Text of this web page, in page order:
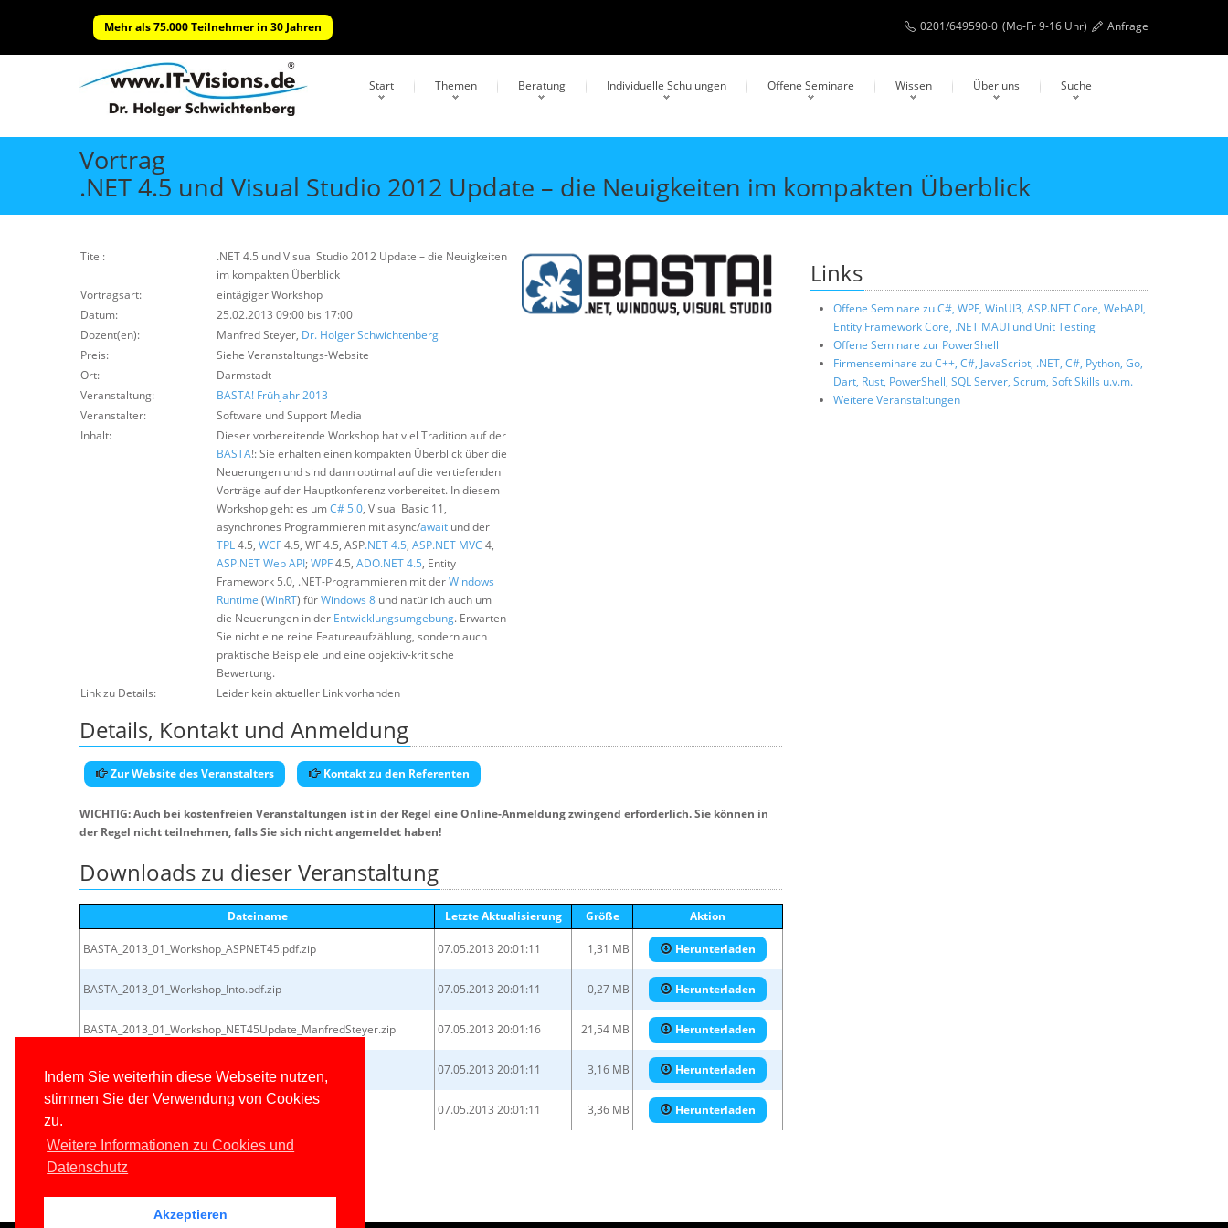
Indem Sie weiterhin diese Webseite nutzen,
stimmen Sie der Verwendung von Cookies
zu.
Weitere Informationen zu Cookies und
Datenschutz
Akzeptieren
Mehr als 75.000 Teilnehmer in 30 Jahren 0201/649590-0 (Mo-Fr 9-16 Uhr) Anfrage
Start Themen Beratung Individuelle Schulungen Offene Seminare Wissen Über uns Suche
Vortrag
.NET 4.5 und Visual Studio 2012 Update – die Neuigkeiten im kompakten Überblick
Titel:
.NET 4.5 und Visual Studio 2012 Update – die Neuigkeiten
im kompakten Überblick
Vortragsart:
eintägiger Workshop
Datum:
25.02.2013 09:00 bis 17:00
Dozent(en):
Manfred Steyer, Dr. Holger Schwichtenberg
Preis:
Siehe Veranstaltungs-Website
Ort:
Darmstadt
Veranstaltung:
BASTA! Frühjahr 2013
Veranstalter:
Software und Support Media
Inhalt:
Dieser vorbereitende Workshop hat viel Tradition auf der
BASTA!: Sie erhalten einen kompakten Überblick über die
Neuerungen und sind dann optimal auf die vertiefenden
Vorträge auf der Hauptkonferenz vorbereitet. In diesem
Workshop geht es umC# 5.0, Visual Basic 11,
asynchrones Programmieren mit async/await und der
TPL4.5, WCF4.5, WF 4.5, ASP.NET 4.5, ASP.NET MVC 4,
ASP.NET Web API;WPF4.5, ADO.NET 4.5, Entity
Framework 5.0, .NET-Programmieren mit derWindows
Runtime (WinRT) fürWindows 8 und natürlich auch um
die Neuerungen in der Entwicklungsumgebung. Erwarten
Sie nicht eine reine Featureaufzählung, sondern auch
praktische Beispiele und eine objektiv-kritische
Bewertung.
Link zu Details:
Leider kein aktueller Link vorhanden
Details, Kontakt und Anmeldung
Zur Website des Veranstalters Kontakt zu den Referenten
WICHTIG: Auch bei kostenfreien Veranstaltungen ist in der Regel eine Online-Anmeldung zwingend erforderlich. Sie können in
der Regel nicht teilnehmen, falls Sie sich nicht angemeldet haben!
Downloads zu dieser Veranstaltung
Dateiname Letzte Aktualisierung Größe Aktion
BASTA_2013_01_Workshop_ASPNET45.pdf.zip 07.05.2013 20:01:11 1,31 MB Herunterladen
BASTA_2013_01_Workshop_Into.pdf.zip 07.05.2013 20:01:11 0,27 MB Herunterladen
BASTA_2013_01_Workshop_NET45Update_ManfredSteyer.zip 07.05.2013 20:01:16 21,54 MB Herunterladen
BASTA_2013_01_Workshop_VS2012TFS2012.pdf.zip 07.05.2013 20:01:11 3,16 MB Herunterladen
HSchwichtenberg_EntityFramework5060.pdf.zip 07.05.2013 20:01:11 3,36 MB Herunterladen
Links
Offene Seminare zu C#, WPF, WinUI3, ASP.NET Core, WebAPI,
Entity Framework Core, .NET MAUI und Unit Testing
Offene Seminare zur PowerShell
Firmenseminare zu C++, C#, JavaScript, .NET, C#, Python, Go,
Dart, Rust, PowerShell, SQL Server, Scrum, Soft Skills u.v.m.
Weitere Veranstaltungen